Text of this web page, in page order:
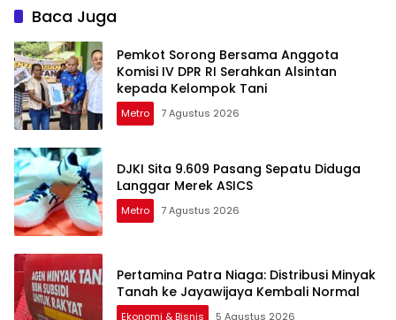
Baca Juga
Pemkot Sorong Bersama Anggota
Komisi IV DPR RI Serahkan Alsintan
kepada Kelompok Tani
Metro 7 Agustus 2026
DJKI Sita 9.609 Pasang Sepatu Diduga
Langgar Merek ASICS
Metro 7 Agustus 2026
Pertamina Patra Niaga: Distribusi Minyak
Tanah ke Jayawijaya Kembali Normal
Ekonomi & Bisnis 5 Agustus 2026